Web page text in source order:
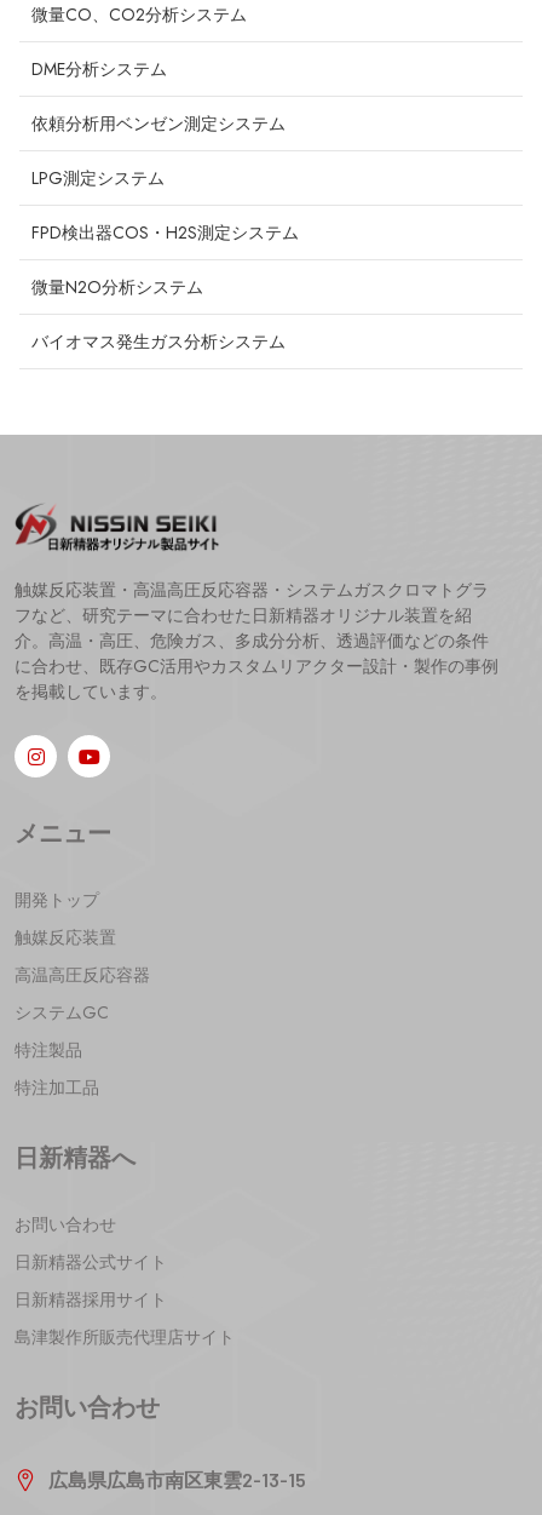
微量CO、CO2分析システム
DME分析システム
依頼分析用ベンゼン測定システム
LPG測定システム
FPD検出器COS・H2S測定システム
微量N2O分析システム
バイオマス発生ガス分析システム
触媒反応装置・高温高圧反応容器・システムガスクロマトグラ
フなど、研究テーマに合わせた日新精器オリジナル装置を紹
介。高温・高圧、危険ガス、多成分分析、透過評価などの条件
に合わせ、既存GC活用やカスタムリアクター設計・製作の事例
を掲載しています。
メニュー
開発トップ
触媒反応装置
高温高圧反応容器
システムGC
特注製品
特注加工品
日新精器へ
お問い合わせ
日新精器公式サイト
日新精器採用サイト
島津製作所販売代理店サイト
お問い合わせ
広島県広島市南区東雲2-13-15